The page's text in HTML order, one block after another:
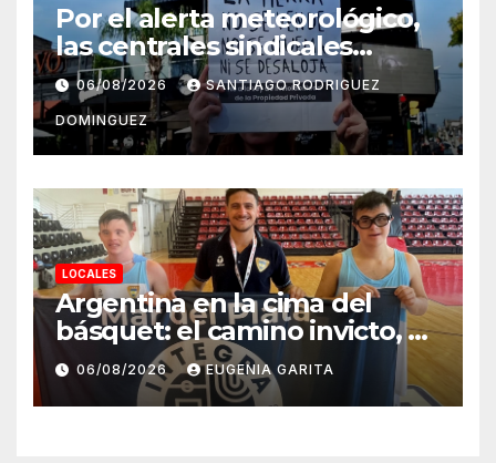
Por el alerta meteorológico,
las centrales sindicales
suspendieron la convocatoria
contra la Ley de Tierras en
Mar del Plata
06/08/2026 SANTIAGO RODRIGUEZ
DOMINGUEZ
LOCALES
Argentina en la cima del
básquet: el camino invicto, el
esfuerzo familiar y la jugada
que valió un Mundial
06/08/2026 EUGENIA GARITA